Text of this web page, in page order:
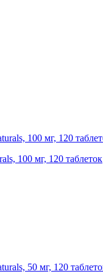
100 мг, 120 таблеток